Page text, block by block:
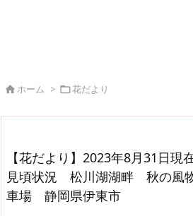
ホーム > 花だより
【花だより】2023年8月31日
見頃状況 松川湖湖畔 秋の風
車場 静岡県伊東市